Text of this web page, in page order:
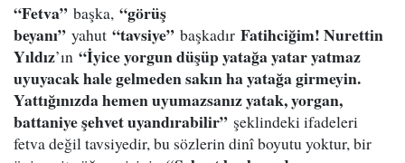
“Fetva” başka, “görüş
beyanı” yahut “tavsiye” başkadır Fatihciğim! Nurettin
Yıldız’ın “İyice yorgun düşüp yatağa yatar yatmaz
uyuyacak hale gelmeden sakın ha yatağa girmeyin.
Yattığınızda hemen uyumazsanız yatak, yorgan,
battaniye şehvet uyandırabilir” şeklindeki ifadeleri
fetva değil tavsiyedir, bu sözlerin dinî boyutu yoktur, bir